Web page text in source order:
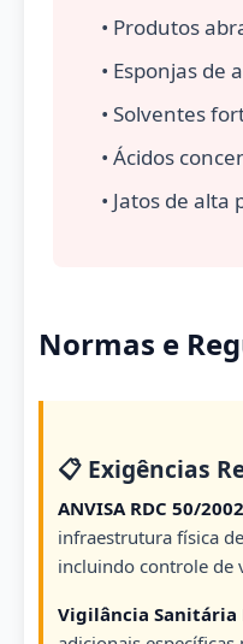
• Produtos
• Esponjas de
• Solventes
• Ácidos
• Jatos de alta
Normas e
📋 Exigências
ANVISA RDC 50/
infraestrutura física
incluindo controle de
Vigilância Sanitária